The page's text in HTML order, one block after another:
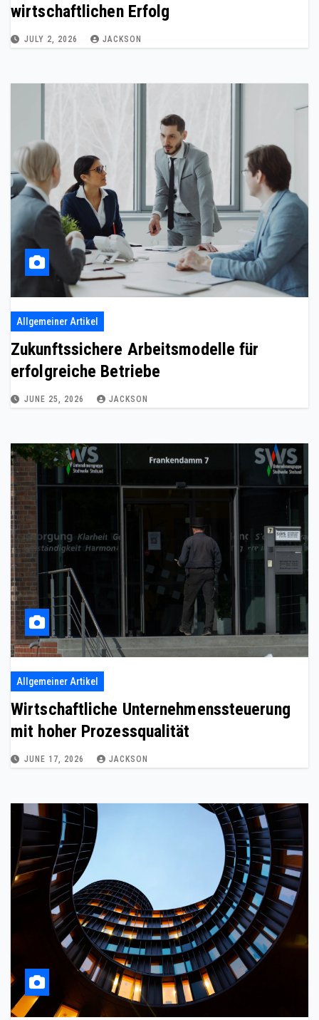
wirtschaftlichen Erfolg
JULY 2, 2026 JACKSON
Allgemeiner Artikel
Zukunftssichere Arbeitsmodelle für
erfolgreiche Betriebe
JUNE 25, 2026 JACKSON
Allgemeiner Artikel
Wirtschaftliche Unternehmenssteuerung
mit hoher Prozessqualität
JUNE 17, 2026 JACKSON